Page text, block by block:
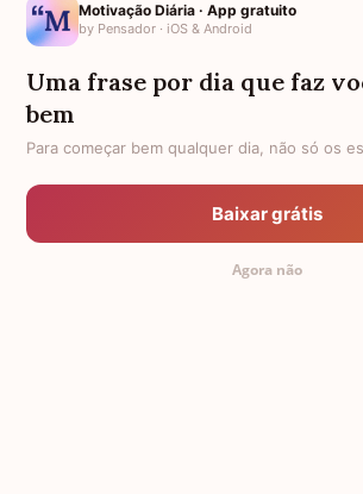
Mensagens de
FALTAM
Motivação Diária · App gratuito
by Pensador · iOS & Android
Uma frase por dia que faz
bem
Para começar bem qualquer dia, não só os
Baixar grátis
Agora não